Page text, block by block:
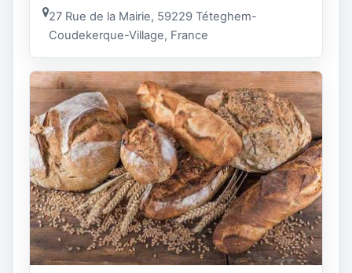
27 Rue de la Mairie, 59229 Téteghem-
Coudekerque-Village, France